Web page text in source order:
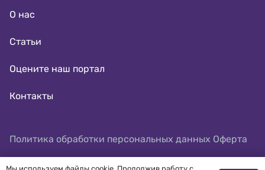
О нас
Статьи
Оцените наш портал
Контакты
Политика обработки персональных данных Оферта